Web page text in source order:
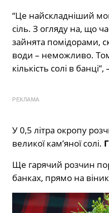
“Це найскладніший
сіль. З огляду на, що
зайнята помідорами,
води – неможливо.
кількість солі в
РЕКЛАМА
У 0,5 літра окропу
великої кам’яної солі.
Ще гарячий розчин
банках, прямо на віник